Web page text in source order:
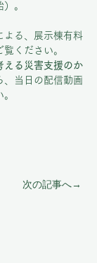
。
よる、展示棟有料
覧ください。
える災害支援のか
、当日の配信動画
次の記事へ→